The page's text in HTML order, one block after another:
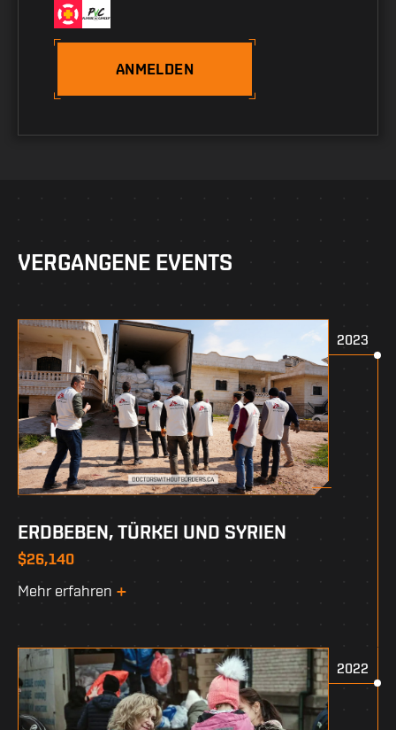
ANMELDEN
VERGANGENE EVENTS
2023
ERDBEBEN, TÜRKEI UND SYRIEN
$26,140
Mehr erfahren
2022